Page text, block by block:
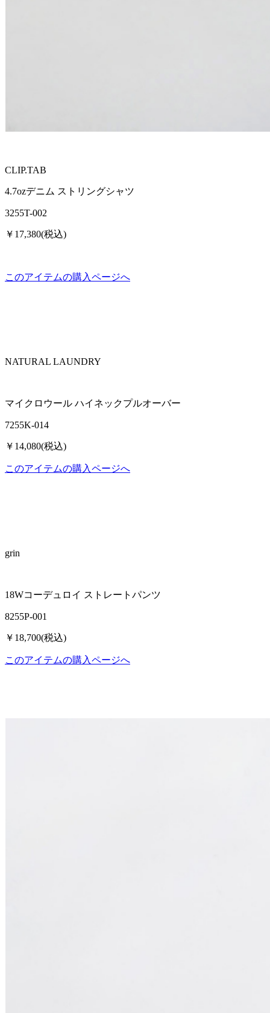
CLIP.TAB
4.7ozデニム ストリングシャツ
3255T-002
￥17,380(税込)
このアイテムの購入ページへ
NATURAL LAUNDRY
マイクロウール ハイネックプルオーバー
7255K-014
￥14,080(税込)
このアイテムの購入ページへ
grin
18Wコーデュロイ ストレートパンツ
8255P-001
￥18,700(税込)
このアイテムの購入ページへ